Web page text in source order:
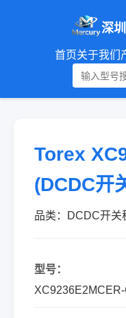
深
首页关于我们
Torex
(DCDC开
品类：DCDC开关
型号：